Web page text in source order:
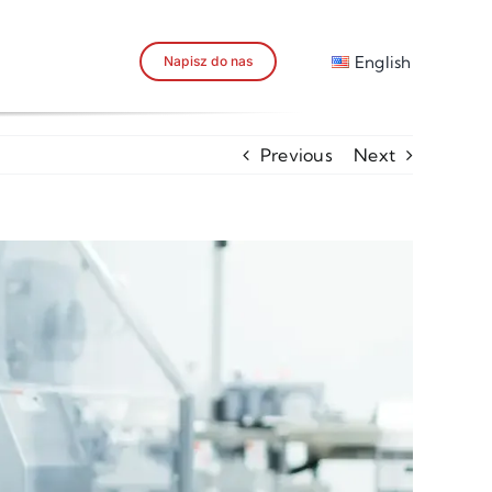
Napisz do nas English
Previous Next